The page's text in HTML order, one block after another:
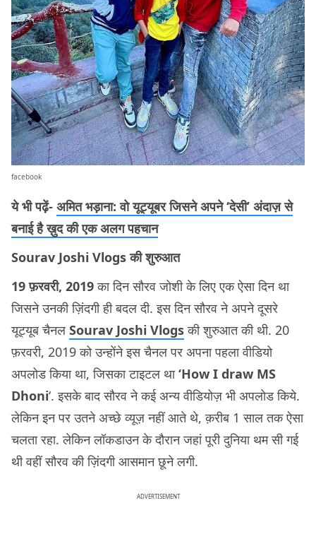
facebook
ये भी पढ़ें- अमित भड़ाना: वो यूट्यूबर जिसने अपने ‘देसी’ अंदाज़ से
बनाई है ख़ुद की एक अलग पहचान
Sourav Joshi Vlogs की शुरुआत
19 फ़रवरी, 2019का दिन सौरव जोशी के लिए एक ऐसा दिन था
जिसने उनकी ज़िंदगी ही बदल दी. इस दिन सौरव ने अपने दूसरे
यूट्यूब चैनल Sourav Joshi Vlogsकी शुरुआत की थी. 20
फ़रवरी, 2019 को उन्होंने इस चैनल पर अपना पहला वीडियो
अपलोड किया था, जिसका टाइटल था‘How I draw MS
Dhoni‘. इसके बाद सौरव ने कई अन्य वीडियोज़ भी अपलोड किये.
लेकिन इन पर उतने अच्छे व्यूज़ नहीं आते थे, क़रीब 1 साल तक ऐसा
चलता रहा. लेकिन लॉकडाउन के दौरान जहां पूरी दुनिया थम सी गई
थी वहीं सौरव की ज़िंदगी आसमान छूने लगी.
ADVERTISEMENT